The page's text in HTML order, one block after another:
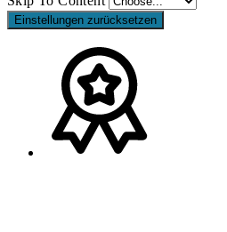
Einstellungen zurücksetzen